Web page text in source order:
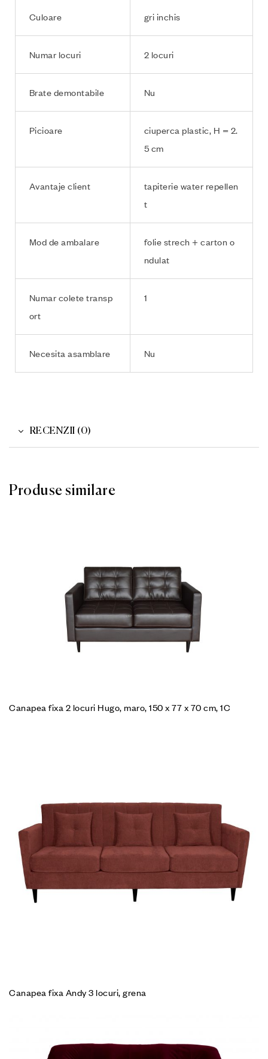
Culoare gri inchis
Numar locuri 2 locuri
Brate demontabile Nu
Picioare
ciuperca plastic, H = 2.
5 cm
Avantaje client
tapiterie water repellen
t
Mod de ambalare
folie strech + carton o
ndulat
Numar colete transp
ort
1
Necesita asamblare Nu
RECENZII (0)
Produse similare
Canapea fixa 2 locuri Hugo, maro, 150 x 77 x 70 cm, 1C
Canapea fixa Andy 3 locuri, grena